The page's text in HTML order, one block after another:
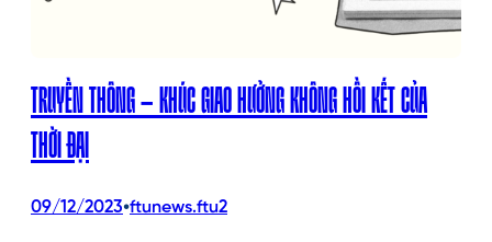
TRUYỀN THÔNG – KHÚC GIAO HƯỞNG KHÔNG HỒI KẾT CỦA
THỜI ĐẠI
09/12/2023•ftunews.ftu2